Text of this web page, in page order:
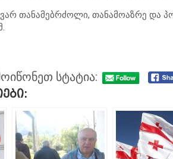
ვარ თანამებრძოლი, თანამოაზრე და
სტატია: